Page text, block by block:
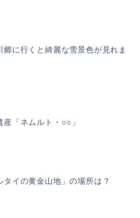
に行くと綺麗な雪景色が見れま
「ネムルト・○○」
タイの黄金山地」の場所は？